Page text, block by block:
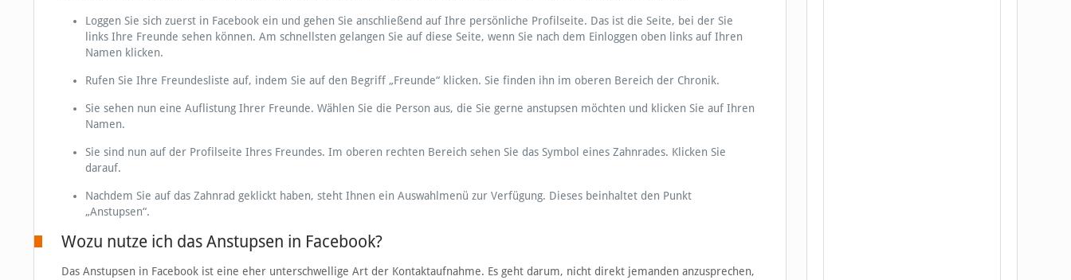
Loggen Sie sich zuerst in Facebook ein und gehen Sie anschließend auf Ihre persönliche Profilseite. Das ist die Seite, bei der Sie
links Ihre Freunde sehen können. Am schnellsten gelangen Sie auf diese Seite, wenn Sie nach dem Einloggen oben links auf Ihren
Namen klicken.
Rufen Sie Ihre Freundesliste auf, indem Sie auf den Begriff „Freunde“ klicken. Sie finden ihn im oberen Bereich der Chronik.
Sie sehen nun eine Auflistung Ihrer Freunde. Wählen Sie die Person aus, die Sie gerne anstupsen möchten und klicken Sie auf Ihren
Namen.
Sie sind nun auf der Profilseite Ihres Freundes. Im oberen rechten Bereich sehen Sie das Symbol eines Zahnrades. Klicken Sie
darauf.
Nachdem Sie auf das Zahnrad geklickt haben, steht Ihnen ein Auswahlmenü zur Verfügung. Dieses beinhaltet den Punkt
„Anstupsen“.
Wozu nutze ich das Anstupsen in Facebook?
Das Anstupsen in Facebook ist eine eher unterschwellige Art der Kontaktaufnahme. Es geht darum, nicht direkt jemanden anzusprechen,